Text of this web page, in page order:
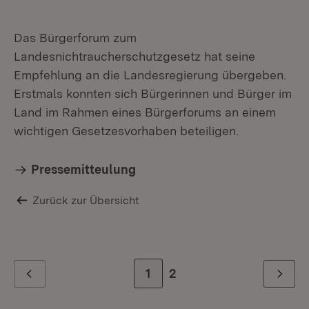
Das Bürgerforum zum
Landesnichtraucherschutzgesetz hat seine
Empfehlung an die Landesregierung übergeben.
Erstmals konnten sich Bürgerinnen und Bürger im
Land im Rahmen eines Bürgerforums an einem
wichtigen Gesetzesvorhaben beteiligen.
Pressemitteulung
Zurück zur Übersicht
Zur Seite
1 Zur letzten Seite
2 Weiter